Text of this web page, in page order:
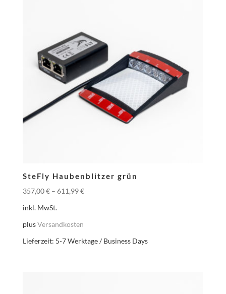
SteFly Haubenblitzer grün
357,00€– 611,99€
inkl. MwSt.
plusVersandkosten
Lieferzeit: 5-7 Werktage / Business Days